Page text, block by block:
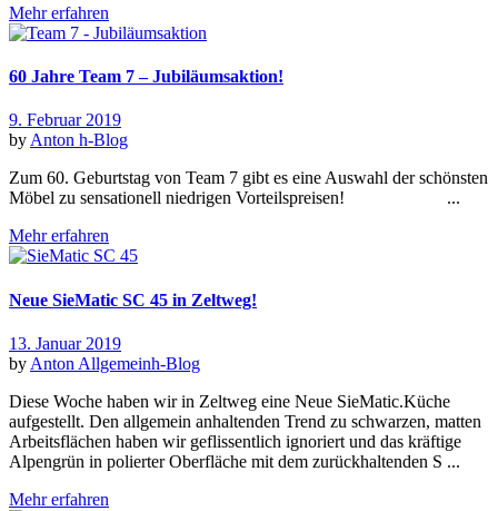
Mehr erfahren
60 Jahre Team 7 – Jubiläumsaktion!
9. Februar 2019
by Anton h-Blog
Zum 60. Geburtstag von Team 7 gibt es eine Auswahl der schönsten
Möbel zu sensationell niedrigen Vorteilspreisen! ...
Mehr erfahren
Neue SieMatic SC 45 in Zeltweg!
13. Januar 2019
by Anton Allgemeinh-Blog
Diese Woche haben wir in Zeltweg eine Neue SieMatic.Küche
aufgestellt. Den allgemein anhaltenden Trend zu schwarzen, matten
Arbeitsflächen haben wir geflissentlich ignoriert und das kräftige
Alpengrün in polierter Oberfläche mit dem zurückhaltenden S ...
Mehr erfahren